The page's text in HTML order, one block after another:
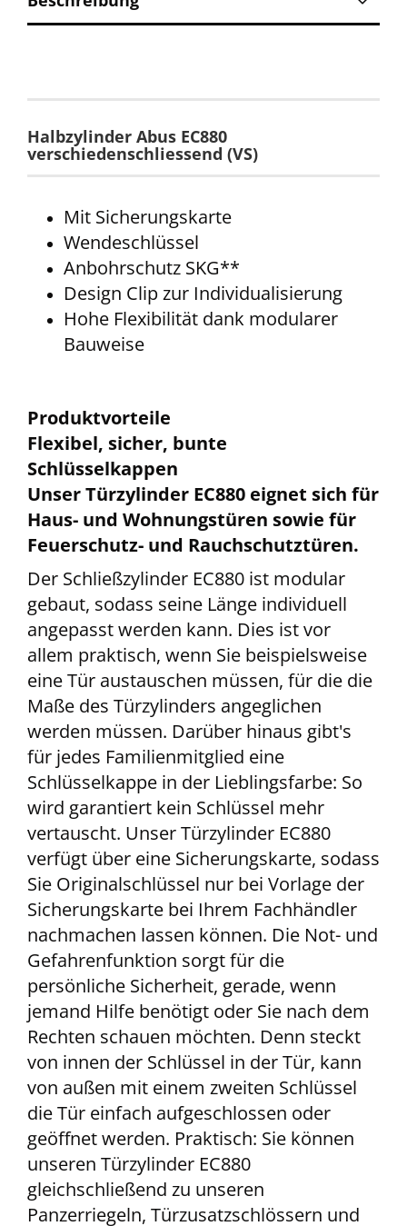
Halbzylinder Abus EC880
verschiedenschliessend (VS)
Mit Sicherungskarte
Wendeschlüssel
Anbohrschutz SKG**
Design Clip zur Individualisierung
Hohe Flexibilität dank modularer
Bauweise
Produktvorteile
Flexibel, sicher, bunte
Schlüsselkappen
Unser Türzylinder EC880 eignet sich für
Haus- und Wohnungstüren sowie für
Feuerschutz- und Rauchschutztüren.
Der Schließzylinder EC880 ist modular
gebaut, sodass seine Länge individuell
angepasst werden kann. Dies ist vor
allem praktisch, wenn Sie beispielsweise
eine Tür austauschen müssen, für die die
Maße des Türzylinders angeglichen
werden müssen. Darüber hinaus gibt's
für jedes Familienmitglied eine
Schlüsselkappe in der Lieblingsfarbe: So
wird garantiert kein Schlüssel mehr
vertauscht. Unser Türzylinder EC880
verfügt über eine Sicherungskarte, sodass
Sie Originalschlüssel nur bei Vorlage der
Sicherungskarte bei Ihrem Fachhändler
nachmachen lassen können. Die Not- und
Gefahrenfunktion sorgt für die
persönliche Sicherheit, gerade, wenn
jemand Hilfe benötigt oder Sie nach dem
Rechten schauen möchten. Denn steckt
von innen der Schlüssel in der Tür, kann
von außen mit einem zweiten Schlüssel
die Tür einfach aufgeschlossen oder
geöffnet werden. Praktisch: Sie können
unseren Türzylinder EC880
gleichschließend zu unseren
Panzerriegeln, Türzusatzschlössern und